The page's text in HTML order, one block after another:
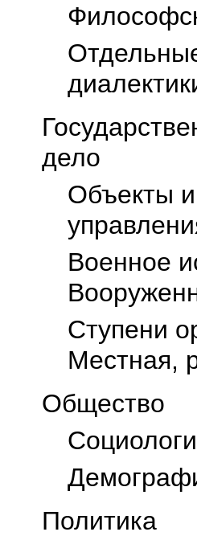
дело
Объекты и
Военное
Ступени
Местная,
Общество
Политика